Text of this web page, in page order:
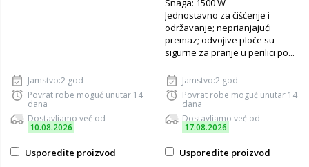
Jamstvo:2 god
Povrat robe moguć unutar 14
dana
Dostavljamo već od
10.08.2026
Usporedite proizvod
Snaga: 1500 W
Jednostavno za čišćenje i
održavanje; neprianjajući
premaz; odvojive ploče su
sigurne za pranje u perilici po...
Jamstvo:2 god
Povrat robe moguć unutar 14
dana
Dostavljamo već od
17.08.2026
Usporedite proizvod